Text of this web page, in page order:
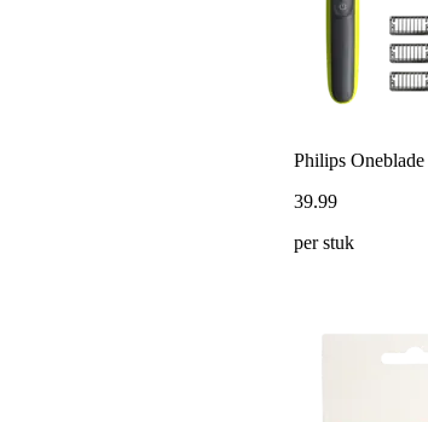
Philips
39.99
per stuk